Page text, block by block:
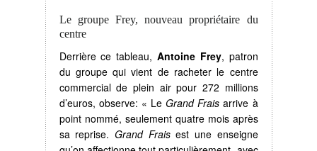
Le groupe Frey, nouveau propriétaire du
centre
Derrière ce tableau, Antoine Frey, patron
du groupe qui vient de racheter le centre
commercial de plein air pour 272 millions
d’euros, observe: « LeGrand Frais arrive à
point nommé, seulement quatre mois après
sa reprise. Grand Fraisest une enseigne